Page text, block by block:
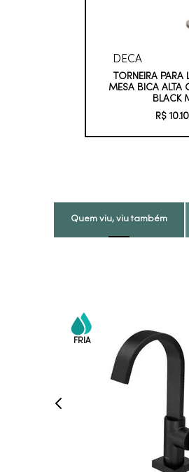
DECA
TORNEIRA
MESA BICA ALTA
BLACK
R$ 10.
Quem viu, viu também